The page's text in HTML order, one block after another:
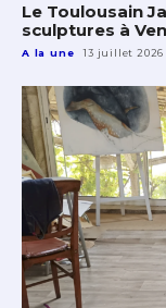
Le Toulousain
sculptures à
A la une 13 juillet 2026